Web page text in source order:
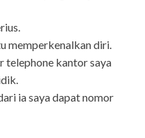
memperkenalkan diri.
telephone kantor saya
ia saya dapat nomor